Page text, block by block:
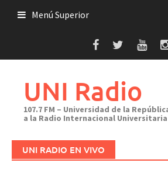
Menú Superior
UNI Radio
107.7 FM – Universidad de la
a la Radio Internacional Universitaria
UNI RADIO EN VIVO